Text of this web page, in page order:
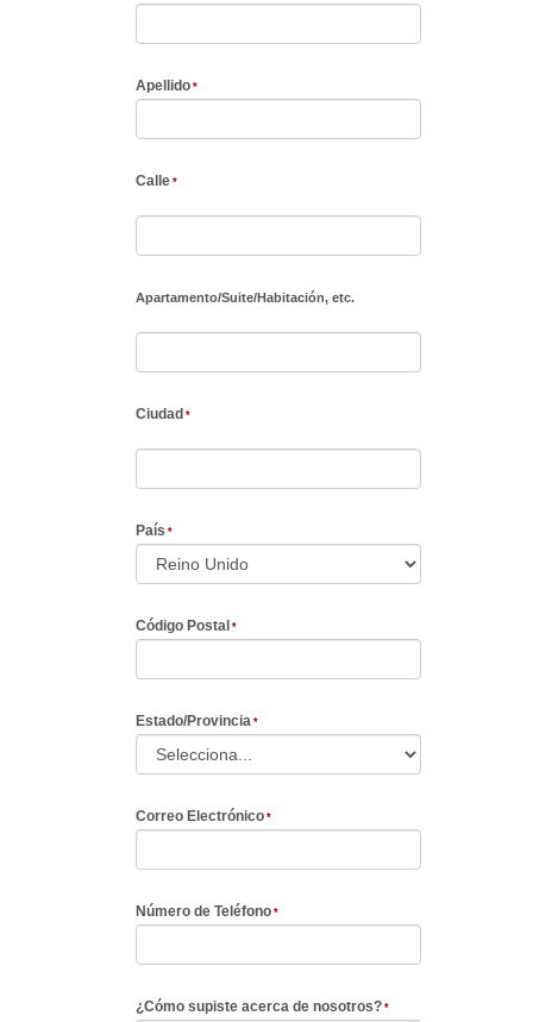
Apellido
Calle
Apartamento/Suite/Habitación, etc.
Ciudad
País
Código Postal
Estado/Provincia
Correo Electrónico
Número de Teléfono
¿Cómo supiste acerca de nosotros?